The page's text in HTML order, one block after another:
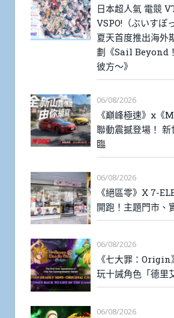
日本超人氣 電競
VSPO!（ぶいすぽ
夏天首度推出海外
劃《Sail Beyond
彼方～》
06/08/2026
《巔峰極速》x《
聯動震撼登場！
臨
06/08/2026
《絕區零》X 7-
開跑！主題門市、
06/08/2026
《七大罪：
玩十誡角色「德里
06/08/2026